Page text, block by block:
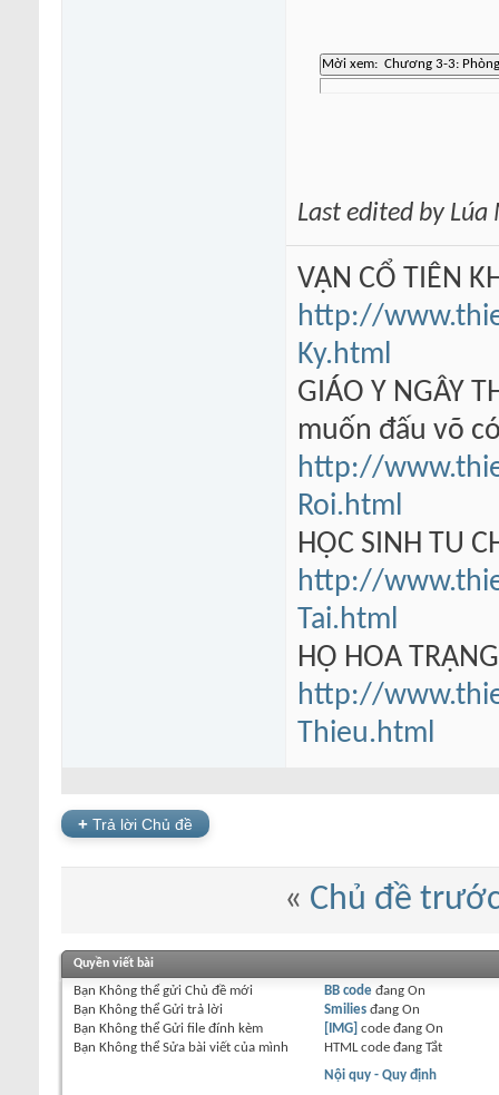
Last edited by
VẠN CỔ TIÊN
http://
Ky.html
GIÁO Y NGÂY
muốn đấu võ
http://
Roi.html
HỌC SINH TU
http://
Tai.html
HỘ HOA
http://
Thieu.html
+ Trả lời Chủ đề
« Chủ đề
Quyền viết bài
Bạn Không thể gửi Chủ đề mới
Bạn Không thể Gửi trả lời
Bạn Không thể Gửi file đính kèm
Bạn Không thể Sửa bài viết của mình
BB code đang On
Smiliesđang On
[IMG] code đang On
HTML code đang Tắt
Nội quy - Quy định